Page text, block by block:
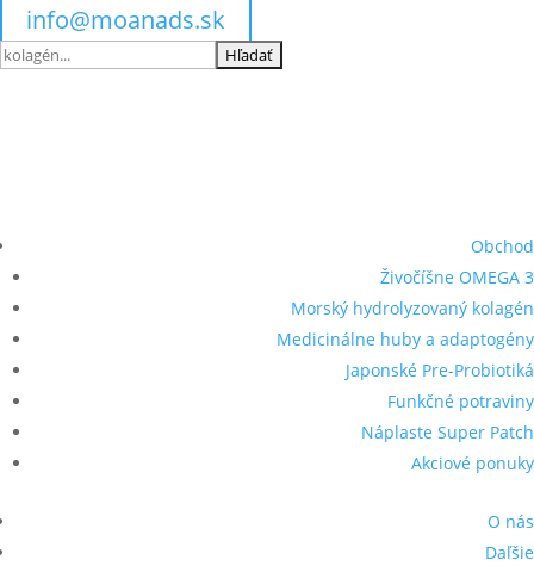
info@moanads.sk
Hľadať:
Obchod
Živočíšne OMEGA 3
Morský hydrolyzovaný kolagén
Medicinálne huby a adaptogény
Japonské Pre-Probiotiká
Funkčné potraviny
Náplaste Super Patch
Akciové ponuky
O nás
Daľšie